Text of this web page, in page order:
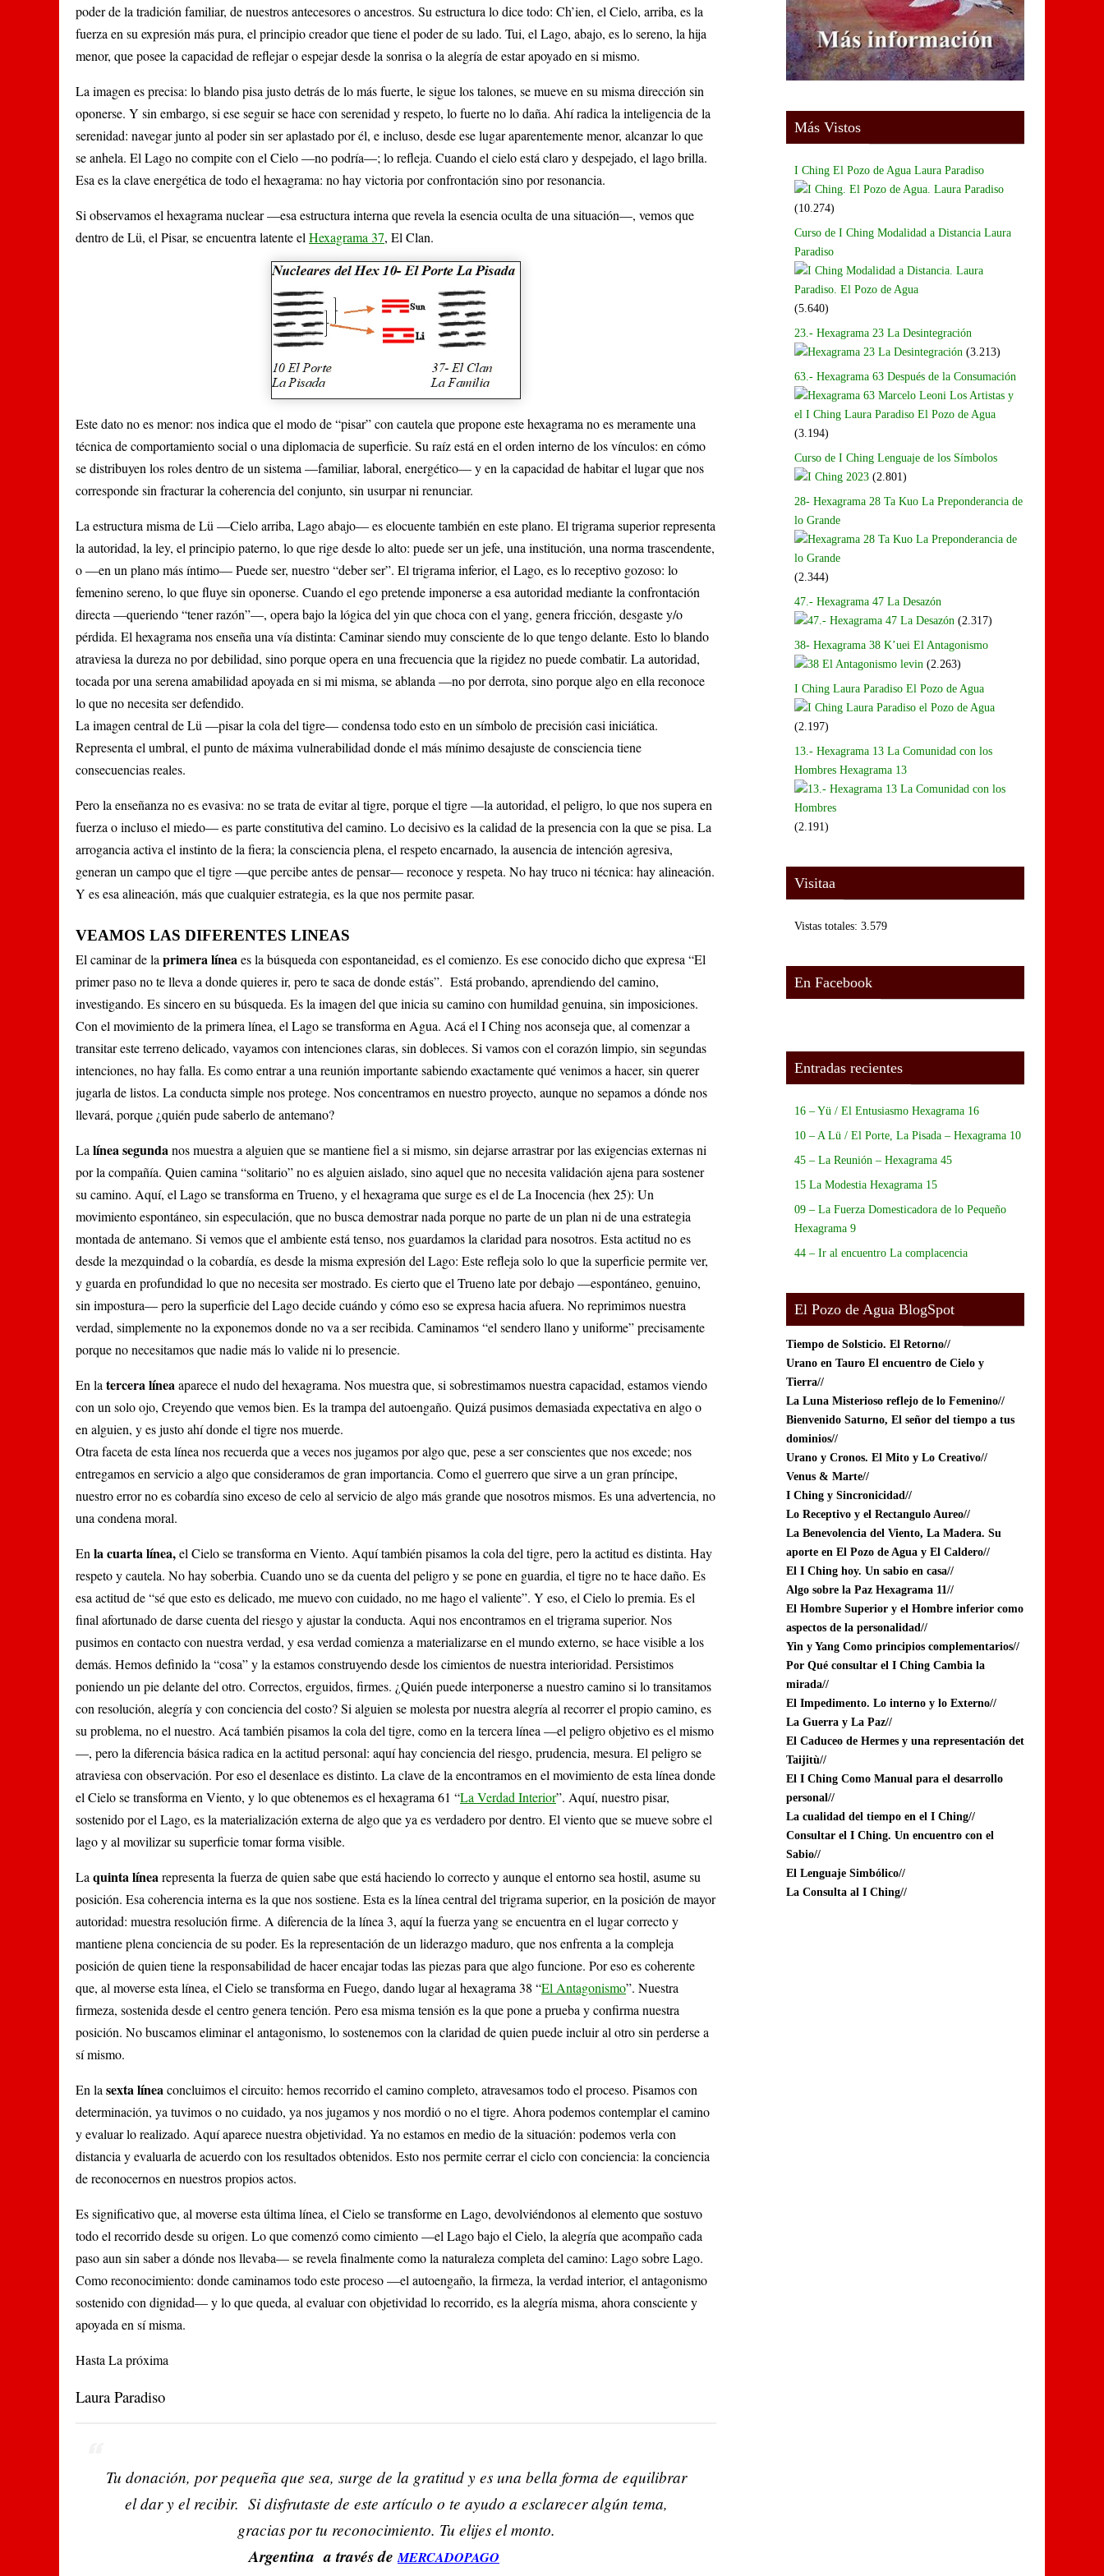
poder de la tradición familiar, de nuestros antecesores o ancestros. Su estructura lo dice todo: Ch’ien, el Cielo, arriba, es la
fuerza en su expresión más pura, el principio creador que tiene el poder de su lado. Tui, el Lago, abajo, es lo sereno, la hija
menor, que posee la capacidad de reflejar o espejar desde la sonrisa o la alegría de estar apoyado en si mismo.
La imagen es precisa: lo blando pisa justo detrás de lo más fuerte, le sigue los talones, se mueve en su misma dirección sin
oponerse. Y sin embargo, si ese seguir se hace con serenidad y respeto, lo fuerte no lo daña. Ahí radica la inteligencia de la
serenidad: navegar junto al poder sin ser aplastado por él, e incluso, desde ese lugar aparentemente menor, alcanzar lo que
se anhela. El Lago no compite con el Cielo —no podría—; lo refleja. Cuando el cielo está claro y despejado, el lago brilla.
Esa es la clave energética de todo el hexagrama: no hay victoria por confrontación sino por resonancia.
Si observamos el hexagrama nuclear —esa estructura interna que revela la esencia oculta de una situación—, vemos que
dentro de Lü, el Pisar, se encuentra latente el Hexagrama 37, El Clan.
Este dato no es menor: nos indica que el modo de “pisar” con cautela que propone este hexagrama no es meramente una
técnica de comportamiento social o una diplomacia de superficie. Su raíz está en el orden interno de los vínculos: en cómo
se distribuyen los roles dentro de un sistema —familiar, laboral, energético— y en la capacidad de habitar el lugar que nos
corresponde sin fracturar la coherencia del conjunto, sin usurpar ni renunciar.
La estructura misma de Lü —Cielo arriba, Lago abajo— es elocuente también en este plano. El trigrama superior representa
la autoridad, la ley, el principio paterno, lo que rige desde lo alto: puede ser un jefe, una institución, una norma trascendente,
o —en un plano más íntimo— Puede ser, nuestro “deber ser”. El trigrama inferior, el Lago, es lo receptivo gozoso: lo
femenino sereno, lo que fluye sin oponerse. Cuando el ego pretende imponerse a esa autoridad mediante la confrontación
directa —queriendo “tener razón”—, opera bajo la lógica del yin que choca con el yang, genera fricción, desgaste y/o
pérdida. El hexagrama nos enseña una vía distinta: Caminar siendo muy consciente de lo que tengo delante. Esto lo blando
atraviesa la dureza no por debilidad, sino porque opera en una frecuencia que la rigidez no puede combatir. La autoridad,
tocada por una serena amabilidad apoyada en si mi misma, se ablanda —no por derrota, sino porque algo en ella reconoce
lo que no necesita ser defendido.
La imagen central de Lü —pisar la cola del tigre— condensa todo esto en un símbolo de precisión casi iniciática.
Representa el umbral, el punto de máxima vulnerabilidad donde el más mínimo desajuste de consciencia tiene
consecuencias reales.
Pero la enseñanza no es evasiva: no se trata de evitar al tigre, porque el tigre —la autoridad, el peligro, lo que nos supera en
fuerza o incluso el miedo— es parte constitutiva del camino. Lo decisivo es la calidad de la presencia con la que se pisa. La
arrogancia activa el instinto de la fiera; la consciencia plena, el respeto encarnado, la ausencia de intención agresiva,
generan un campo que el tigre —que percibe antes de pensar— reconoce y respeta. No hay truco ni técnica: hay alineación.
Y es esa alineación, más que cualquier estrategia, es la que nos permite pasar.
VEAMOS LAS DIFERENTES LINEAS
El caminar de la primera líneaes la búsqueda con espontaneidad, es el comienzo. Es ese conocido dicho que expresa “El
primer paso no te lleva a donde quieres ir, pero te saca de donde estás”. Está probando, aprendiendo del camino,
investigando. Es sincero en su búsqueda. Es la imagen del que inicia su camino con humildad genuina, sin imposiciones.
Con el movimiento de la primera línea, el Lago se transforma en Agua. Acá el I Ching nos aconseja que, al comenzar a
transitar este terreno delicado, vayamos con intenciones claras, sin dobleces. Si vamos con el corazón limpio, sin segundas
intenciones, no hay falla. Es como entrar a una reunión importante sabiendo exactamente qué venimos a hacer, sin querer
jugarla de listos. La conducta simple nos protege. Nos concentramos en nuestro proyecto, aunque no sepamos a dónde nos
llevará, porque ¿quién pude saberlo de antemano?
La línea segundanos muestra a alguien que se mantiene fiel a si mismo, sin dejarse arrastrar por las exigencias externas ni
por la compañía. Quien camina “solitario” no es alguien aislado, sino aquel que no necesita validación ajena para sostener
su camino. Aquí, el Lago se transforma en Trueno, y el hexagrama que surge es el de La Inocencia (hex 25): Un
movimiento espontáneo, sin especulación, que no busca demostrar nada porque no parte de un plan ni de una estrategia
montada de antemano. Si vemos que el ambiente está tenso, nos guardamos la claridad para nosotros. Esta actitud no es
desde la mezquindad o la cobardía, es desde la misma expresión del Lago: Este refleja solo lo que la superficie permite ver,
y guarda en profundidad lo que no necesita ser mostrado. Es cierto que el Trueno late por debajo —espontáneo, genuino,
sin impostura— pero la superficie del Lago decide cuándo y cómo eso se expresa hacia afuera. No reprimimos nuestra
verdad, simplemente no la exponemos donde no va a ser recibida. Caminamos “el sendero llano y uniforme” precisamente
porque no necesitamos que nadie más lo valide ni lo presencie.
En la tercera líneaaparece el nudo del hexagrama. Nos muestra que, si sobrestimamos nuestra capacidad, estamos viendo
con un solo ojo, Creyendo que vemos bien. Es la trampa del autoengaño. Quizá pusimos demasiada expectativa en algo o
en alguien, y es justo ahí donde el tigre nos muerde.
Otra faceta de esta línea nos recuerda que a veces nos jugamos por algo que, pese a ser conscientes que nos excede; nos
entregamos en servicio a algo que consideramos de gran importancia. Como el guerrero que sirve a un gran príncipe,
nuestro error no es cobardía sino exceso de celo al servicio de algo más grande que nosotros mismos. Es una advertencia, no
una condena moral.
En la cuarta línea,el Cielo se transforma en Viento. Aquí también pisamos la cola del tigre, pero la actitud es distinta. Hay
respeto y cautela. No hay soberbia. Cuando uno se da cuenta del peligro y se pone en guardia, el tigre no te hace daño. Es
esa actitud de “sé que esto es delicado, me muevo con cuidado, no me hago el valiente”. Y eso, el Cielo lo premia. Es el
final afortunado de darse cuenta del riesgo y ajustar la conducta. Aqui nos encontramos en el trigrama superior. Nos
pusimos en contacto con nuestra verdad, y esa verdad comienza a materializarse en el mundo externo, se hace visible a los
demás. Hemos definido la “cosa” y la estamos construyendo desde los cimientos de nuestra interioridad. Persistimos
poniendo un pie delante del otro. Correctos, erguidos, firmes. ¿Quién puede interponerse a nuestro camino si lo transitamos
con resolución, alegría y con conciencia del costo? Si alguien se molesta por nuestra alegría al recorrer el propio camino, es
su problema, no el nuestro. Acá también pisamos la cola del tigre, como en la tercera línea —el peligro objetivo es el mismo
—, pero la diferencia básica radica en la actitud personal: aquí hay conciencia del riesgo, prudencia, mesura. El peligro se
atraviesa con observación. Por eso el desenlace es distinto. La clave de la encontramos en el movimiento de esta línea donde
el Cielo se transforma en Viento, y lo que obtenemos es el hexagrama 61 “La Verdad Interior”. Aquí, nuestro pisar,
sostenido por el Lago, es la materialización externa de algo que ya es verdadero por dentro. El viento que se mueve sobre el
lago y al movilizar su superficie tomar forma visible.
La quinta línearepresenta la fuerza de quien sabe que está haciendo lo correcto y aunque el entorno sea hostil, asume su
posición. Esa coherencia interna es la que nos sostiene. Esta es la línea central del trigrama superior, en la posición de mayor
autoridad: muestra resolución firme. A diferencia de la línea 3, aquí la fuerza yang se encuentra en el lugar correcto y
mantiene plena conciencia de su poder. Es la representación de un liderazgo maduro, que nos enfrenta a la compleja
posición de quien tiene la responsabilidad de hacer encajar todas las piezas para que algo funcione. Por eso es coherente
que, al moverse esta línea, el Cielo se transforma en Fuego, dando lugar al hexagrama 38 “El Antagonismo”. Nuestra
firmeza, sostenida desde el centro genera tención. Pero esa misma tensión es la que pone a prueba y confirma nuestra
posición. No buscamos eliminar el antagonismo, lo sostenemos con la claridad de quien puede incluir al otro sin perderse a
sí mismo.
En la sexta líneaconcluimos el circuito: hemos recorrido el camino completo, atravesamos todo el proceso. Pisamos con
determinación, ya tuvimos o no cuidado, ya nos jugamos y nos mordió o no el tigre. Ahora podemos contemplar el camino
y evaluar lo realizado. Aquí aparece nuestra objetividad. Ya no estamos en medio de la situación: podemos verla con
distancia y evaluarla de acuerdo con los resultados obtenidos. Esto nos permite cerrar el ciclo con conciencia: la conciencia
de reconocernos en nuestros propios actos.
Es significativo que, al moverse esta última línea, el Cielo se transforme en Lago, devolviéndonos al elemento que sostuvo
todo el recorrido desde su origen. Lo que comenzó como cimiento —el Lago bajo el Cielo, la alegría que acompaño cada
paso aun sin saber a dónde nos llevaba— se revela finalmente como la naturaleza completa del camino: Lago sobre Lago.
Como reconocimiento: donde caminamos todo este proceso —el autoengaño, la firmeza, la verdad interior, el antagonismo
sostenido con dignidad— y lo que queda, al evaluar con objetividad lo recorrido, es la alegría misma, ahora consciente y
apoyada en sí misma.
Hasta La próxima
Laura Paradiso
Tu donación, por pequeña que sea, surge de la gratitud y es una bella forma de equilibrar
el dar y el recibir. Si disfrutaste de este artículo o te ayudo a esclarecer algún tema,
gracias por tu reconocimiento. Tu elijes el monto.
Argentina a través deMERCADOPAGO
Más Vistos
I Ching El Pozo de Agua Laura Paradiso
(10.274)
Curso de I Ching Modalidad a Distancia Laura
Paradiso
(5.640)
23.- Hexagrama 23 La Desintegración
(3.213)
63.- Hexagrama 63 Después de la Consumación
(3.194)
Curso de I Ching Lenguaje de los Símbolos
(2.801)
28- Hexagrama 28 Ta Kuo La Preponderancia de
lo Grande
(2.344)
47.- Hexagrama 47 La Desazón
(2.317)
38- Hexagrama 38 K’uei El Antagonismo
(2.263)
I Ching Laura Paradiso El Pozo de Agua
(2.197)
13.- Hexagrama 13 La Comunidad con los
Hombres Hexagrama 13
(2.191)
Visitaa
Vistas totales: 3.579
En Facebook
Entradas recientes
16 – Yü / El Entusiasmo Hexagrama 16
10 – A Lü / El Porte, La Pisada – Hexagrama 10
45 – La Reunión – Hexagrama 45
15 La Modestia Hexagrama 15
09 – La Fuerza Domesticadora de lo Pequeño
Hexagrama 9
44 – Ir al encuentro La complacencia
El Pozo de Agua BlogSpot
Tiempo de Solsticio. El Retorno//
Urano en Tauro El encuentro de Cielo y
Tierra//
La Luna Misterioso reflejo de lo Femenino//
Bienvenido Saturno, El señor del tiempo a tus
dominios//
Urano y Cronos. El Mito y Lo Creativo//
Venus & Marte//
I Ching y Sincronicidad//
Lo Receptivo y el Rectangulo Aureo//
La Benevolencia del Viento, La Madera. Su
aporte en El Pozo de Agua y El Caldero//
El I Ching hoy. Un sabio en casa//
Algo sobre la Paz Hexagrama 11//
El Hombre Superior y el Hombre inferior como
aspectos de la personalidad//
Yin y Yang Como principios complementarios//
Por Qué consultar el I Ching Cambia la
mirada//
El Impedimento. Lo interno y lo Externo//
La Guerra y La Paz//
El Caduceo de Hermes y una representación det
Taijitù//
El I Ching Como Manual para el desarrollo
personal//
La cualidad del tiempo en el I Ching//
Consultar el I Ching. Un encuentro con el
Sabio//
El Lenguaje Simbólico//
La Consulta al I Ching//